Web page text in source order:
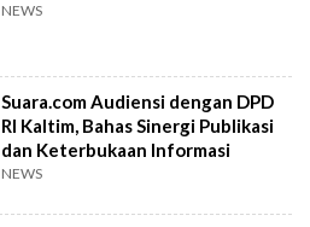
NEWS
Suara.com Audiensi dengan DPD
RI Kaltim, Bahas Sinergi Publikasi
dan Keterbukaan Informasi
NEWS